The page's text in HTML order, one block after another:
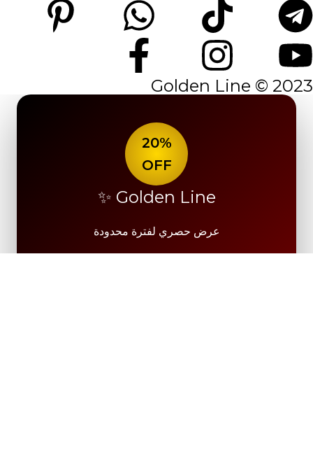
2023 © Golden Line
20%
OFF
Golden Line ✨
عرض حصري لفترة محدودة